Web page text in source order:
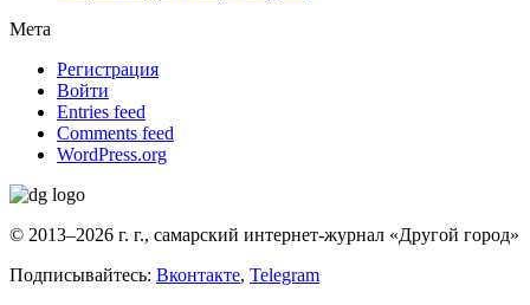
Мета
Регистрация
Войти
Entries feed
Comments feed
WordPress.org
© 2013–2026 г. г., самарский интернет-журнал «Другой город»
Подписывайтесь: Вконтакте, Telegram